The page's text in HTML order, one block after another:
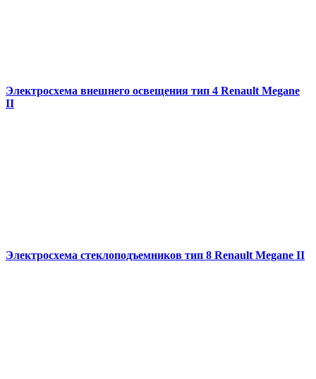
Электросхема внешнего освещения тип 4 Renault Megane
II
Электросхема стеклоподъемников тип 8 Renault Megane II